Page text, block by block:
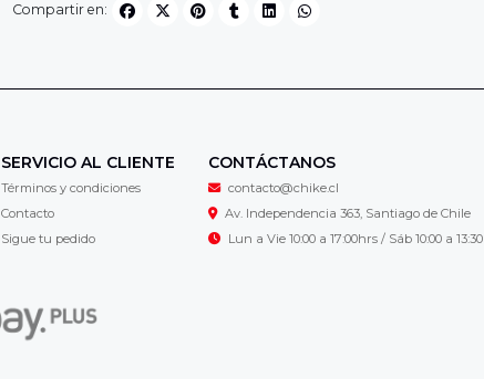
Compartir en:
SERVICIO AL CLIENTE
Términos y condiciones
Contacto
Sigue tu pedido
CONTÁCTANOS
contacto@chike.cl
Av. Independencia 363, Santiago de Chile
Lun a Vie 10:00 a 17:00hrs / Sáb 10:00 a 13:30